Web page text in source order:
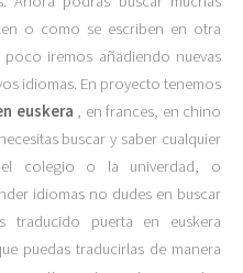
o como se escriben en otra
iremos añadiendo nuevas
idiomas. En proyecto tenemos
euskera
, en frances, en chino
buscar y saber cualquier
colegio o la univerdad, o
idiomas no dudes en buscar
traducido puerta en euskera
puedas traducirlas de manera